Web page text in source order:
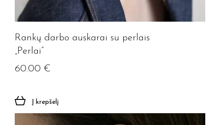
Rankų darbo auskarai su perlais
„Perlai”
60.00 €
Į krepšelį